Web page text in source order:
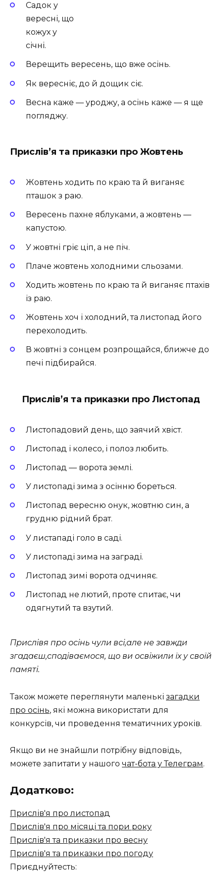
Садок у
вересні, що
кожух у
січні.
Верещить вересень, що вже осінь.
Як вересніє, до й дощик сіє.
Весна каже — уроджу, а осінь каже — я ще
погляджу.
Прислів’я та приказки про Жовтень
Жовтень ходить по краю та й виганяє
пташок з раю.
Вересень пахне яблуками, а жовтень —
капустою.
У жовтні гріє ціп, а не піч.
Плаче жовтень холодними сльозами.
Ходить жовтень по краю та й виганяє птахів
із раю.
Жовтень хоч і холодний, та листопад його
перехолодить.
В жовтні з сонцем розпрощайся, ближче до
печі підбирайся.
Прислів’я та приказки про Листопад
Листопадовий день, що заячий хвіст.
Листопад і колесо, і полоз любить.
Листопад — ворота землі.
У листопаді зима з осінню бореться.
Листопад вересню онук, жовтню син, а
грудню рідний брат.
У листападі голо в саді.
У листопаді зима на заграді.
Листопад зимі ворота одчиняє.
Листопад не лютий, проте спитає, чи
одягнутий та взутий.
Прислівя про осінь чули всі,але не завжди
згадаєш,сподіваємося, що ви освіжили їх у своїй
памяті.
Також можете переглянути маленькі загадки
про осінь, які можна використати для
конкурсів, чи проведення тематичних уроків.
Якщо ви не знайшли потрібну відповідь,
можете запитати у нашого чат-бота у Телеграм.
Додатково:
Прислів'я про листопад
Прислів'я про місяці та пори року
Прислів'я та приказки про весну
Прислів'я та приказки про погоду
Приєднуйтесть: